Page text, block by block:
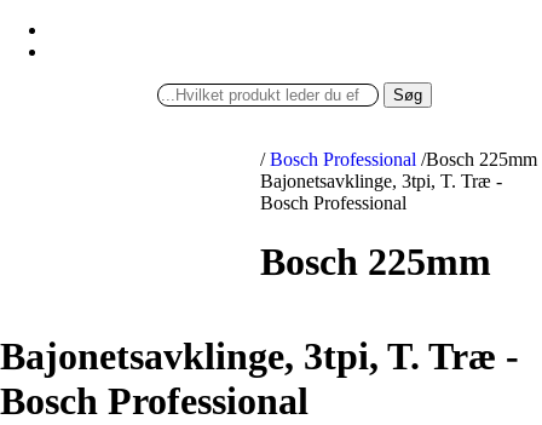
Søg
/ Bosch Professional /Bosch 225mm
Bajonetsavklinge, 3tpi, T. Træ -
Bosch Professional
Bosch 225mm
Bajonetsavklinge, 3tpi, T. Træ -
Bosch Professional